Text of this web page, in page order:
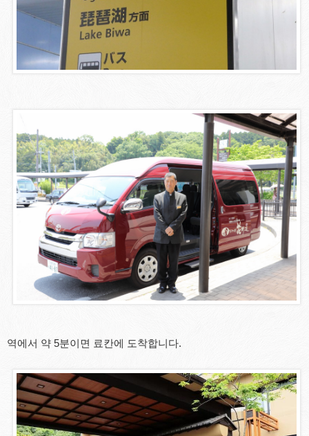
역에서 약 5분이면 료칸에 도착합니다.